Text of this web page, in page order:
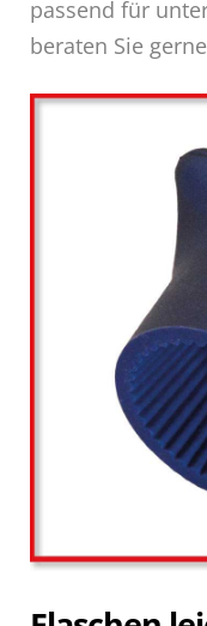
passend für
beraten Sie